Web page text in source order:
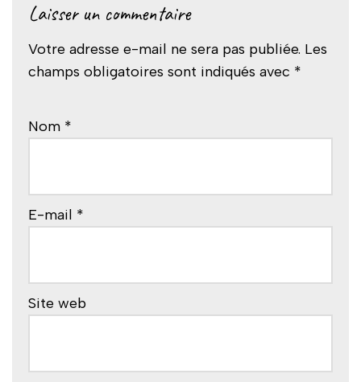
Laisser un commentaire
Votre adresse e-mail ne sera pas publiée. Les
champs obligatoires sont indiqués avec *
Nom *
E-mail *
Site web
A
l
r
t
i
: